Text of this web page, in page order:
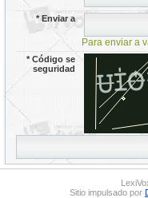
*Enviar a
Para enviar a
*Código se
seguridad
Sitio impulsado por